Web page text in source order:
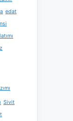
edat
Sivit